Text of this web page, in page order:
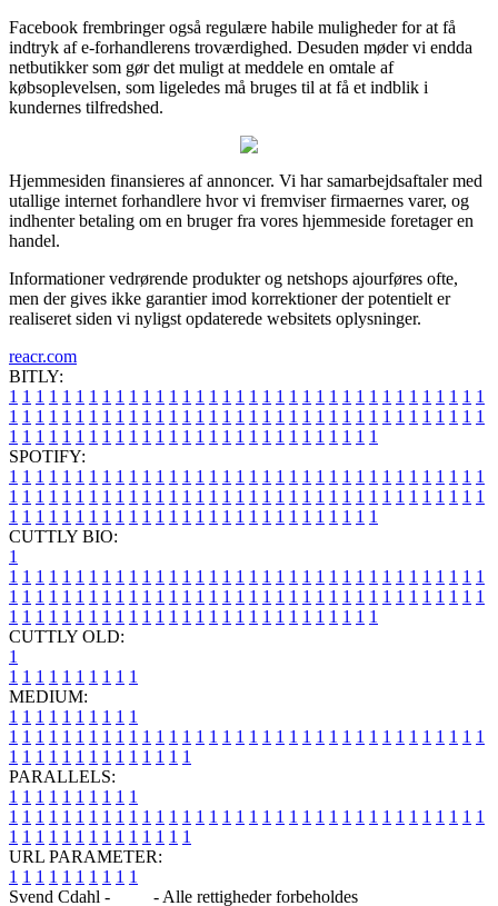
Facebook frembringer også regulære habile muligheder for at få
indtryk af e-forhandlerens troværdighed. Desuden møder vi endda
netbutikker som gør det muligt at meddele en omtale af
købsoplevelsen, som ligeledes må bruges til at få et indblik i
kundernes tilfredshed.
Hjemmesiden finansieres af annoncer. Vi har samarbejdsaftaler med
utallige internet forhandlere hvor vi fremviser firmaernes varer, og
indhenter betaling om en bruger fra vores hjemmeside foretager en
handel.
Informationer vedrørende produkter og netshops ajourføres ofte,
men der gives ikke garantier imod korrektioner der potentielt er
realiseret siden vi nyligst opdaterede websitets oplysninger.
reacr.com
BITLY:
1 1 1 1 1 1 1 1 1 1 1 1 1 1 1 1 1 1 1 1 1 1 1 1 1 1 1 1 1 1 1 1 1 1 1 1
1 1 1 1 1 1 1 1 1 1 1 1 1 1 1 1 1 1 1 1 1 1 1 1 1 1 1 1 1 1 1 1 1 1 1 1
1 1 1 1 1 1 1 1 1 1 1 1 1 1 1 1 1 1 1 1 1 1 1 1 1 1 1 1
SPOTIFY:
1 1 1 1 1 1 1 1 1 1 1 1 1 1 1 1 1 1 1 1 1 1 1 1 1 1 1 1 1 1 1 1 1 1 1 1
1 1 1 1 1 1 1 1 1 1 1 1 1 1 1 1 1 1 1 1 1 1 1 1 1 1 1 1 1 1 1 1 1 1 1 1
1 1 1 1 1 1 1 1 1 1 1 1 1 1 1 1 1 1 1 1 1 1 1 1 1 1 1 1
CUTTLY BIO:
1
1 1 1 1 1 1 1 1 1 1 1 1 1 1 1 1 1 1 1 1 1 1 1 1 1 1 1 1 1 1 1 1 1 1 1 1
1 1 1 1 1 1 1 1 1 1 1 1 1 1 1 1 1 1 1 1 1 1 1 1 1 1 1 1 1 1 1 1 1 1 1 1
1 1 1 1 1 1 1 1 1 1 1 1 1 1 1 1 1 1 1 1 1 1 1 1 1 1 1 1
CUTTLY OLD:
1
1 1 1 1 1 1 1 1 1 1
MEDIUM:
1 1 1 1 1 1 1 1 1 1
1 1 1 1 1 1 1 1 1 1 1 1 1 1 1 1 1 1 1 1 1 1 1 1 1 1 1 1 1 1 1 1 1 1 1 1
1 1 1 1 1 1 1 1 1 1 1 1 1 1
PARALLELS:
1 1 1 1 1 1 1 1 1 1
1 1 1 1 1 1 1 1 1 1 1 1 1 1 1 1 1 1 1 1 1 1 1 1 1 1 1 1 1 1 1 1 1 1 1 1
1 1 1 1 1 1 1 1 1 1 1 1 1 1
URL PARAMETER:
1 1 1 1 1 1 1 1 1 1
Svend Cdahl -
- Alle rettigheder forbeholdes